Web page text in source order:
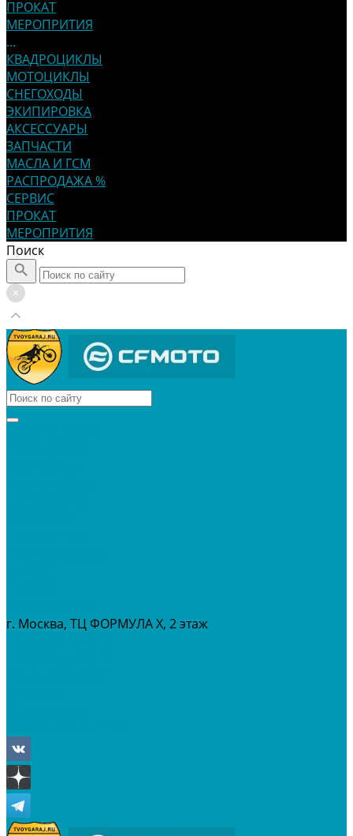
ПРОКАТ
МЕРОПРИТИЯ
...
КВАДРОЦИКЛЫ
МОТОЦИКЛЫ
СНЕГОХОДЫ
ЭКИПИРОВКА
АКСЕССУАРЫ
ЗАПЧАСТИ
МАСЛА И ГСМ
РАСПРОДАЖА %
СЕРВИС
ПРОКАТ
МЕРОПРИТИЯ
Поиск
г. Москва, ТЦ ФОРМУЛА Х, 2 этаж